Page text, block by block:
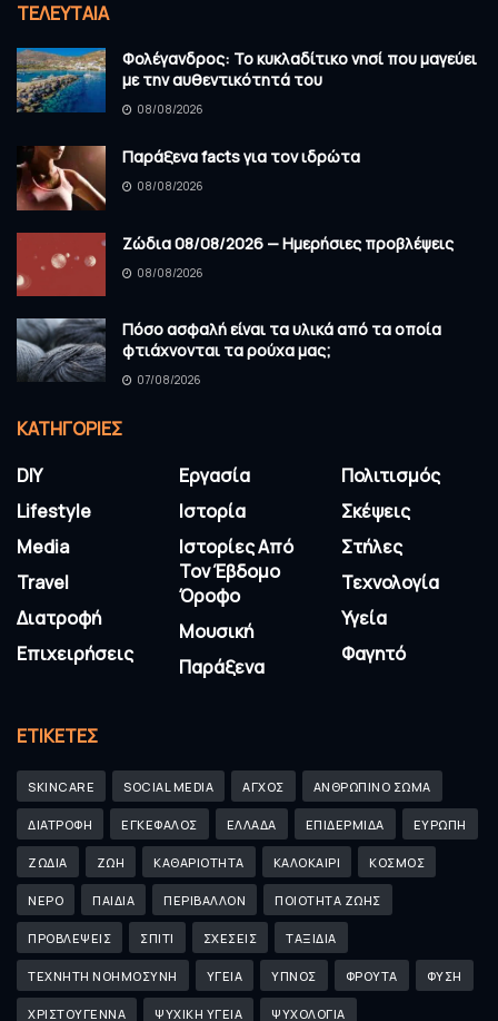
ΤΕΛΕΥΤΑΊΑ
Φολέγανδρος: Το κυκλαδίτικο νησί που μαγεύει
με την αυθεντικότητά του
08/08/2026
Παράξενα facts για τον ιδρώτα
08/08/2026
Ζώδια 08/08/2026 — Ημερήσιες προβλέψεις
08/08/2026
Πόσο ασφαλή είναι τα υλικά από τα οποία
φτιάχνονται τα ρούχα μας;
07/08/2026
KΑΤΗΓΟΡΊΕΣ
DIY
Lifestyle
Media
Travel
Διατροφή
Επιχειρήσεις
Εργασία
Ιστορία
Ιστορίες Από
Τον Έβδομο
Όροφο
Μουσική
Παράξενα
Πολιτισμός
Σκέψεις
Στήλες
Τεχνολογία
Υγεία
Φαγητό
ΕΤΙΚΈΤΕΣ
SKINCARE SOCIAL MEDIA ΑΓΧΟΣ ΑΝΘΡΩΠΙΝΟ ΣΩΜΑ
ΔΙΑΤΡΟΦΗ ΕΓΚΕΦΑΛΟΣ ΕΛΛΑΔΑ ΕΠΙΔΕΡΜΙΔΑ ΕΥΡΩΠΗ
ΖΩΔΙΑ ΖΩΗ ΚΑΘΑΡΙΟΤΗΤΑ ΚΑΛΟΚΑΙΡΙ ΚΟΣΜΟΣ
ΝΕΡΟ ΠΑΙΔΙΑ ΠΕΡΙΒΑΛΛΟΝ ΠΟΙΟΤΗΤΑ ΖΩΗΣ
ΠΡΟΒΛΕΨΕΙΣ ΣΠΙΤΙ ΣΧΕΣΕΙΣ ΤΑΞΙΔΙΑ
ΤΕΧΝΗΤΗ ΝΟΗΜΟΣΥΝΗ ΥΓΕΙΑ ΥΠΝΟΣ ΦΡΟΥΤΑ ΦΥΣΗ
ΧΡΙΣΤΟΥΓΕΝΝΑ ΨΥΧΙΚΗ ΥΓΕΙΑ ΨΥΧΟΛΟΓΙΑ